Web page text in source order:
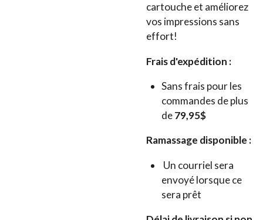
cartouche et améliorez
vos impressions sans
effort!
Frais d'expédition :
Sans frais pour les
commandes de plus
de79,95$
Ramassage disponible :
Un courriel sera
envoyé lorsque ce
sera prêt